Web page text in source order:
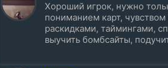
Хороший игрок, нужно
пониманием карт,
раскидками, таймингами,
выучить бомбсайты,